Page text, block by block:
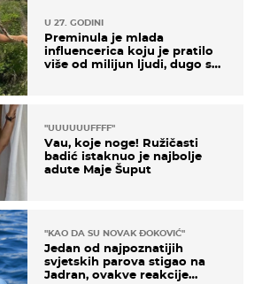
U 27. GODINI
Preminula je mlada
influencerica koju je pratilo
više od milijun ljudi, dugo se
"UUUUUUFFFF"
Vau, koje noge! Ružičasti
badić istaknuo je najbolje
adute Maje Šuput
"KAO DA SU NOVAK ĐOKOVIĆ"
Jedan od najpoznatijih
svjetskih parova stigao na
Jadran, ovakve reakcije